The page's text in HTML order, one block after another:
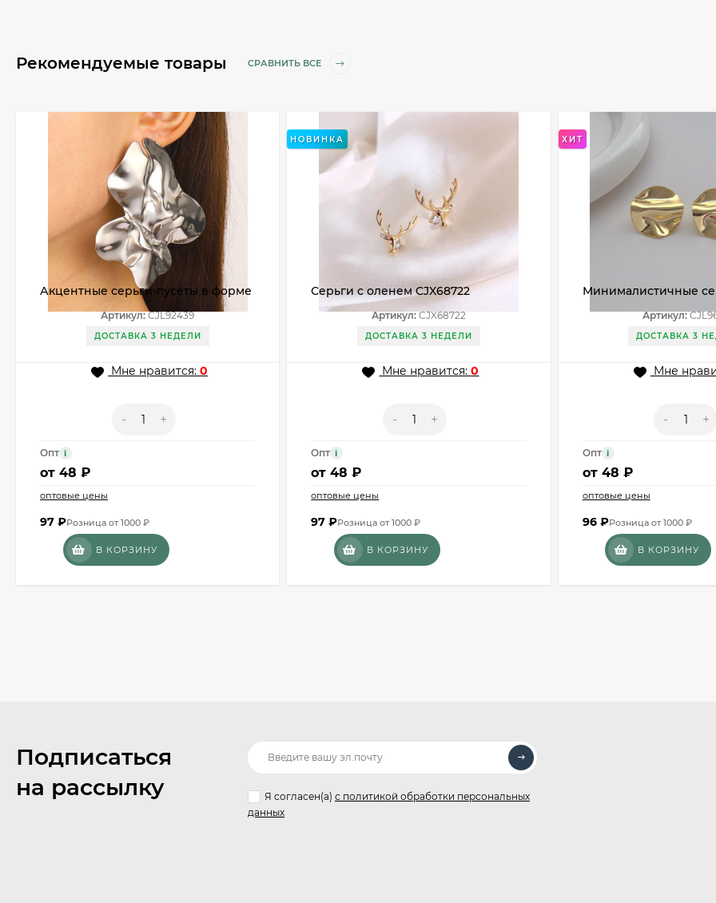
Рекомендуемые товары СРАВНИТЬ ВСЕ
Акцентные серьги-пусеты в форме
лепестков CJL92439
Артикул:CJL92439
ДОСТАВКА 3 НЕДЕЛИ
Мне нравится:0
- +
Опт i
от 48 ₽
оптовые цены
97 ₽Розница от 1000 ₽
В КОРЗИНУ
НОВИНКА
Серьги с оленем CJX68722
Артикул:CJX68722
ДОСТАВКА 3 НЕДЕЛИ
Мне нравится:0
- +
Опт i
от48 ₽
оптовые цены
97₽Розница от 1000 ₽
В КОРЗИНУ
ХИТ
Минималистичные
Артикул:
ДОСТАВКА 3
Мне
- +
Опт i
от 48 ₽
оптовые цены
96 ₽Розница от 1000 ₽
В КОРЗИНУ
Подписаться
на рассылку
Я согласен(a) с политикой обработки персональных
данных